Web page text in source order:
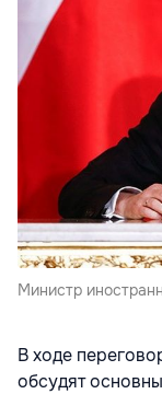
Министр
В ходе
обсудят